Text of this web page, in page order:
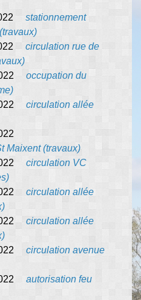
stationnement
circulation rue de
occupation du
circulation allée
Maixent(travaux)
circulation VC
circulation allée
circulation allée
circulation avenue
autorisation feu